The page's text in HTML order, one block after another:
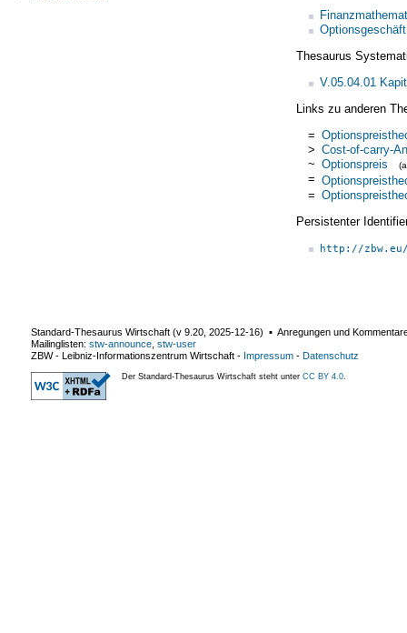
Optionsgeschäft
Thesaurus
V.05.04.01
Links zu anderen
=
> Cost-of-carry-
~ Optionspreis
=
=
Persistenter
http://
Standard-Thesaurus Wirtschaft (v 9.20 2025-12-16) ▪ Anregungen und
Mailinglisten: stw-announce stw-user
ZBW - Leibniz-Informationszentrum Wirtschaft - Impressum - Datenschutz
Der Standard-Thesaurus Wirtschaft steht unter CC BY 4.0